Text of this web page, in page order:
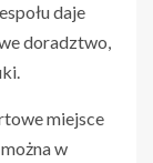
daje
doradztwo,
miejsce
w